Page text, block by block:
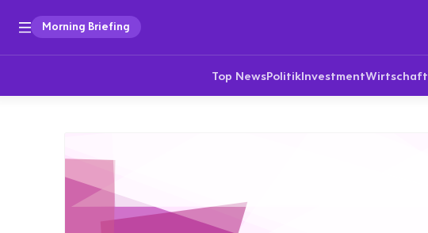
Morning Briefing
Top NewsPolitikInvestmentWirtschaft